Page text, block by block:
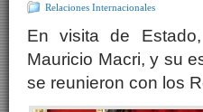
Relaciones Internacionales
En visita de
Mauricio Macri, y su
se reunieron con los